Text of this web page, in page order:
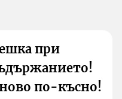
при
по-късно!